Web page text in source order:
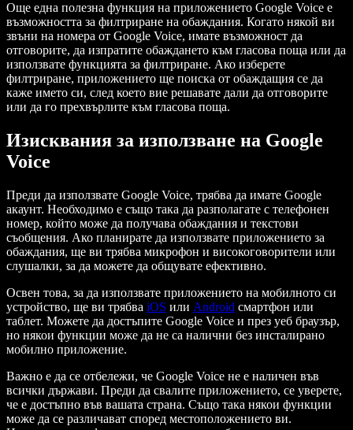
Още една полезна функция на приложението Google Voice е
възможността за филтриране на обаждания. Когато някой ви
звъни на номера от Google Voice, имате възможност да
отговорите, да изпратите обаждането към гласова поща или да
използвате функцията за филтриране. Ако изберете
филтриране, приложението ще поиска от обаждащия се да
каже името си, след което вие решавате дали да отговорите
или да го прехвърлите към гласова поща.
Изисквания за използване на Google
Voice
Преди да използвате Google Voice, трябва да имате Google
акаунт. Необходимо е също така да разполагате с телефонен
номер, който може да получава обаждания и текстови
съобщения. Ако планирате да използвате приложението за
обаждания, ще ви трябва микрофон и високоговорители или
слушалки, за да можете да общувате ефективно.
Освен това, за да използвате приложението на мобилното си
устройство, ще ви трябва iOS или Android смартфон или
таблет. Можете да достъпите Google Voice и през уеб браузър,
но някои функции може да не са налични без инсталирано
мобилно приложение.
Важно е да се отбележи, че Google Voice не е наличен във
всички държави. Преди да свалите приложението, се уверете,
че е достъпно във вашата страна. Също така някои функции
може да се различават според местоположението ви.